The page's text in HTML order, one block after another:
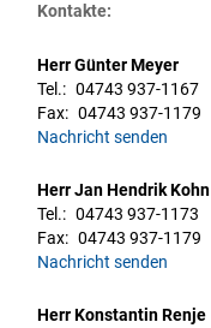
Kontakte:
Herr Günter Meyer
Tel.: 04743 937-1167
Fax: 04743 937-1179
Nachricht senden
Herr Jan Hendrik Kohn
Tel.: 04743 937-1173
Fax: 04743 937-1179
Nachricht senden
Herr Konstantin Renje